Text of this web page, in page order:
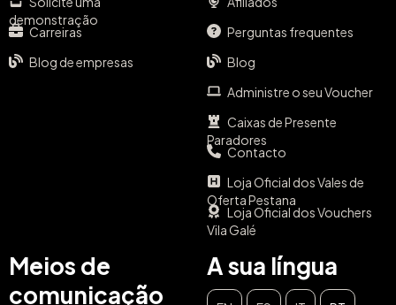
demonstração
Carreiras
Blog de empresas
Perguntas frequentes
Blog
Administre o seu Voucher
Caixas de Presente
Paradores
Contacto
Loja Oficial dos Vales de
Oferta Pestana
Loja Oficial dos Vouchers
Vila Galé
Meios de
comunicação
A sua língua